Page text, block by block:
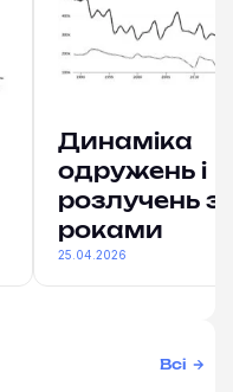
Динаміка
одружень і
розлучень
роками
25.04.2026
Всі